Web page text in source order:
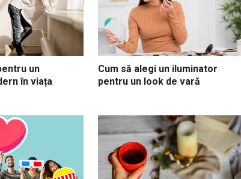
un
în viața
Cum să alegi un iluminator
pentru un look de vară